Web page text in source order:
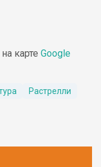
карте Google
Растрелли